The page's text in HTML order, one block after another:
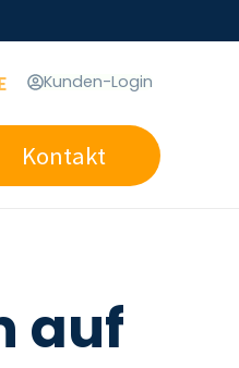
Kunden-Login
Kontakt
auf